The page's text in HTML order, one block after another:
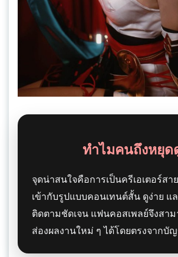
ทำไมคนถึงหยุด
จุดน่าสนใจคือการเป็นครีเอเตอร์สา
เข้ากับรูปแบบคอนเทนต์สั้น ดูง่าย แ
ติดตามชัดเจน แฟนคอสเพลย์จึงสาม
ส่องผลงานใหม่ ๆ ได้โดยตรงจากบั